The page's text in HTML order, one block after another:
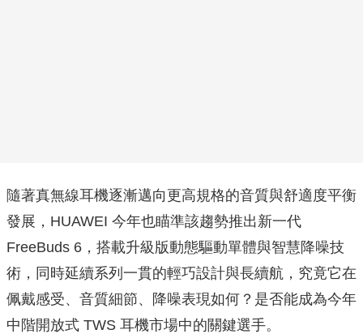
隨著真無線耳機逐漸邁向更高規格的音質與舒適度平衡
發展，HUAWEI 今年也瞄準該趨勢推出新一代
FreeBuds 6，搭載升級版動態驅動單體與智慧降噪技
術，同時延續系列一貫的輕巧設計與長續航，究竟它在
佩戴感受、音質細節、降噪表現如何？是否能成為今年
中階開放式 TWS 耳機市場中的關鍵選手。